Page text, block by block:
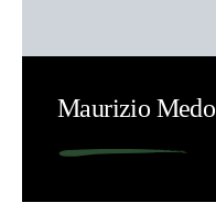
Maurizio Medo